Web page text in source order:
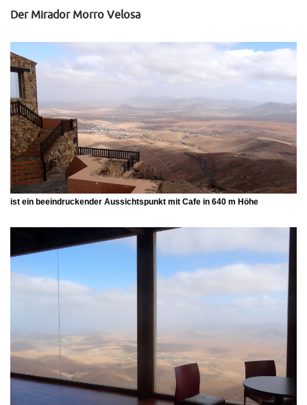
Der Mirador Morro Velosa
ist ein beeindruckender Aussichtspunkt mit Cafe in 640 m Höhe